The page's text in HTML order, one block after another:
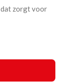
dat zorgt voor